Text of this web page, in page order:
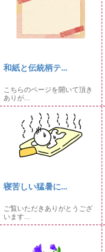
和紙と伝統柄テ...
こちらのページを開いて頂き
ありが...
寝苦しい猛暑に...
ご覧いただきありがとうござ
います...